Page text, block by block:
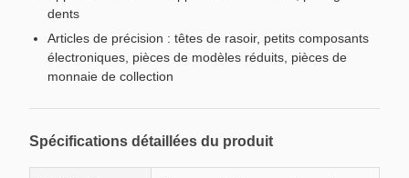
dents
Articles de précision : têtes de rasoir, petits composants
électroniques, pièces de modèles réduits, pièces de
monnaie de collection
Spécifications détaillées du produit